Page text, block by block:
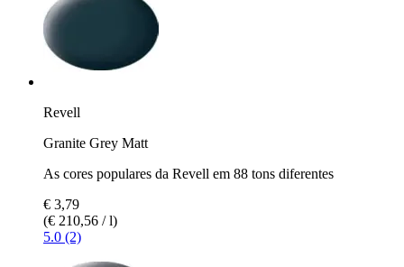
Revell
Granite Grey Matt
As cores populares da Revell em 88 tons diferentes
€ 3,79
(€ 210,56 / l)
5.0 (2)